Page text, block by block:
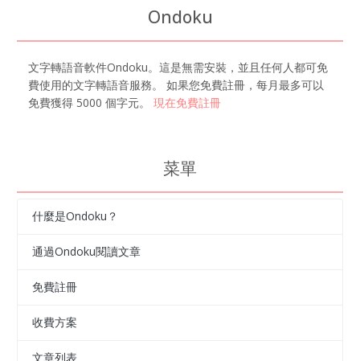
Ondoku
文字轉語音軟件Ondoku。這是無需安裝，並且任何人都可免
費使用的文字轉語音服務。 如果您免費註冊，每月最多可以
免費獲得 5000 個字元。 現在免費註冊
菜單
什麼是Ondoku？
通過Ondoku閱讀文章
免費註冊
收費方案
文章列表